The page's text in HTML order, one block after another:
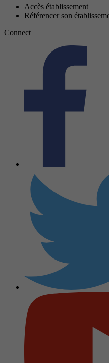
Accès établissement
Référencer son
Connect